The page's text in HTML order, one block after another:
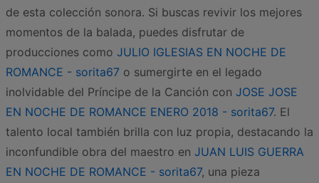
de esta colección sonora. Si buscas revivir los mejores
momentos de la balada, puedes disfrutar de
producciones como JULIO IGLESIAS EN NOCHE DE
ROMANCE - sorita67 o sumergirte en el legado
inolvidable del Príncipe de la Canción con JOSE JOSE
EN NOCHE DE ROMANCE ENERO 2018 - sorita67. El
talento local también brilla con luz propia, destacando la
inconfundible obra del maestro en JUAN LUIS GUERRA
EN NOCHE DE ROMANCE - sorita67, una pieza